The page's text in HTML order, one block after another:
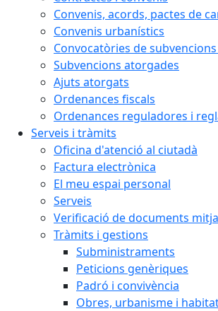
Convenis, acords, pactes de
Convenis urbanístics
Convocatòries de
Subvencions atorgades
Ajuts atorgats
Ordenances fiscals
Ordenances reguladores i
Serveis i tràmits
Oficina d'atenció al ciutadà
Factura electrònica
El meu espai personal
Serveis
Verificació de documents
Tràmits i gestions
Subministraments
Peticions genèriques
Padró i convivència
Obres, urbanisme i